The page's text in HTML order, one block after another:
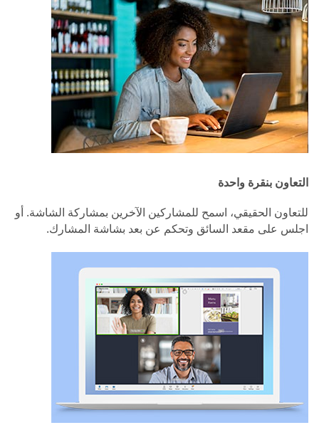
التعاون بنقرة واحدة
للتعاون الحقيقي، اسمح للمشاركين الآخرين بمشاركة الشاشة. أو
اجلس على مقعد السائق وتحكم عن بعد بشاشة المشارك.